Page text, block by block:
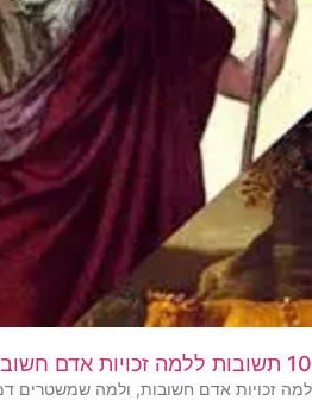
10 תשובות ללמה זכויות אדם חשובות (לך)
למה זכויות אדם חשובות, ולמה שמשטרים